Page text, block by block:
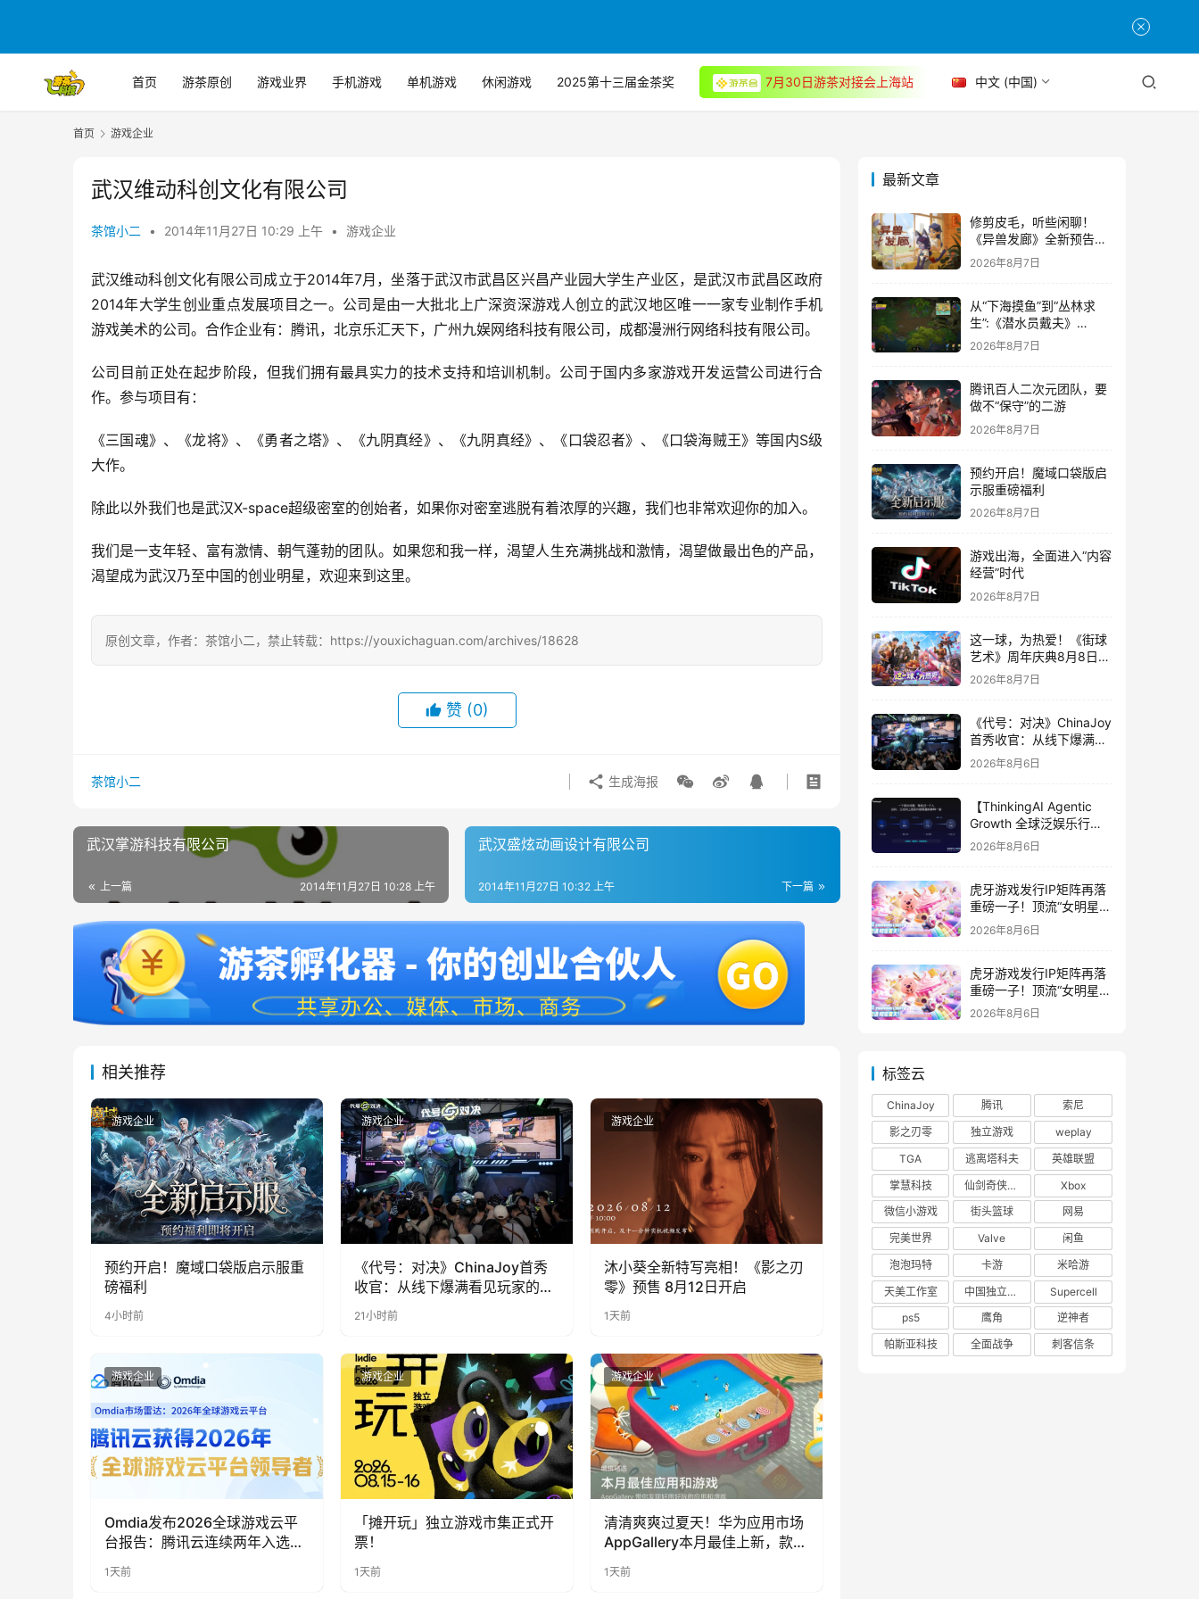
首页 游茶原创 游戏业界 手机游戏 单机游戏 休闲游戏 2025第十三届金茶奖 7月30日游茶对接会上海站 中文 (中国)
首页 游戏企业
武汉维动科创文化有限公司
茶馆小二 • 2014年11月27日 10:29 上午 • 游戏企业
武汉维动科创文化有限公司成立于2014年7月，坐落于武汉市武昌区兴昌产业园大学生产业区，是武汉市武昌区政府
2014年大学生创业重点发展项目之一。公司是由一大批北上广深资深游戏人创立的武汉地区唯一一家专业制作手机
游戏美术的公司。合作企业有：腾讯，北京乐汇天下，广州九娱网络科技有限公司，成都漫洲行网络科技有限公司。
公司目前正处在起步阶段，但我们拥有最具实力的技术支持和培训机制。公司于国内多家游戏开发运营公司进行合
作。参与项目有：
《三国魂》、《龙将》、《勇者之塔》、《九阴真经》、《九阴真经》、《口袋忍者》、《口袋海贼王》等国内S级
大作。
除此以外我们也是武汉X-space超级密室的创始者，如果你对密室逃脱有着浓厚的兴趣，我们也非常欢迎你的加入。
我们是一支年轻、富有激情、朝气蓬勃的团队。如果您和我一样，渴望人生充满挑战和激情，渴望做最出色的产品，
渴望成为武汉乃至中国的创业明星，欢迎来到这里。
原创文章，作者：茶馆小二，禁止转载：https://youxichaguan.com/archives/18628
赞 (0)
茶馆小二 生成海报
武汉掌游科技有限公司
上一篇 2014年11月27日 10:28 上午
武汉盛炫动画设计有限公司
下一篇
2014年11月27日 10:32 上午
相关推荐
游戏企业
预约开启！魔域口袋版启示服重
磅福利
4小时前
游戏企业
《代号：对决》ChinaJoy首秀
收官：从线下爆满看见玩家的真
实期待
21小时前
游戏企业
沐小葵全新特写亮相！《影之刃
零》预售 8月12日开启
1天前
游戏企业
Omdia发布2026全球游戏云平
台报告：腾讯云连续两年入选
1天前
游戏企业
「摊开玩」独立游戏市集正式开
票！
1天前
游戏企业
清清爽爽过夏天！华为应用市场
AppGallery本月最佳上新，款款
1天前
最新文章
修剪皮毛，听些闲聊！
《异兽发廊》全新预告与
Steam免费试玩公开
2026年8月7日
从“下海摸鱼”到“丛林求
生”:《潜水员戴夫》
DLC《丛林》移动端定档
2026年8月7日
腾讯百人二次元团队，要
做不“保守”的二游
2026年8月7日
预约开启！魔域口袋版启
示服重磅福利
2026年8月7日
游戏出海，全面进入“内容
经营”时代
2026年8月7日
这一球，为热爱！《街球
艺术》周年庆典8月8日正
式上线，多重福利与全新
2026年8月7日
《代号：对决》ChinaJoy
首秀收官：从线下爆满看
见玩家的真实期待
2026年8月6日
【ThinkingAI Agentic
Growth 全球泛娱乐行业
峰会】Agent 时代，人到
2026年8月6日
虎牙游戏发行IP矩阵再落
重磅一子！顶流“女明星”
ZANMANG LOOPY 正版
3D消除手游《消消奇遇》
2026年8月6日
虎牙游戏发行IP矩阵再落
重磅一子！顶流“女明星”
ZANMANG LOOPY 正版
2026年8月6日
标签云
ChinaJoy 腾讯
索尼
影之刃零
独立游戏
weplay
TGA
逃离塔科夫
英雄联盟
掌慧科技
仙剑奇侠传四
Xbox
微信小游戏
街头篮球
网易
完美世界
Valve
闲鱼
泡泡玛特
卡游
米哈游
天美工作室
中国独立游戏联盟
Supercell
ps5
鹰角
逆神者
帕斯亚科技
全面战争 刺客信条